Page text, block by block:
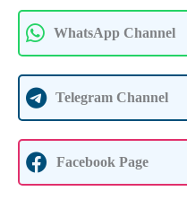
WhatsApp Channel
Telegram Channel
Facebook Page